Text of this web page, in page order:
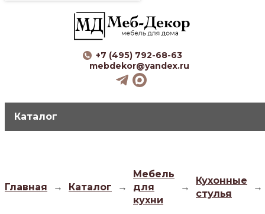
+7 (495) 792-68-63
mebdekor@yandex.ru
Каталог
Главная → Каталог →
Мебель
для
кухни
→
Кухонные
стулья
→